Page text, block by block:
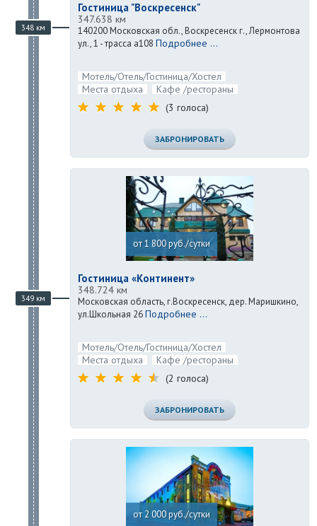
348 км
Гостиница "Воскресенск"
347.638 км
140200 Московская обл., Воскресенск г., Лермонтова
ул., 1 - трасса а108 Подробнее ...
Мотель/Отель/Гостиница/Хостел
Места отдыха
Кафе /рестораны
(3 голоса)
ЗАБРОНИРОВАТЬ
349 км
от 1 800 руб./сутки
Гостиница «Континент»
348.724 км
Московская область, г.Воскресенск, дер. Маришкино,
ул.Школьная 26Подробнее ...
Мотель/Отель/Гостиница/Хостел
Места отдыха
Кафе /рестораны
(2 голоса)
ЗАБРОНИРОВАТЬ
от 2 000 руб./сутки